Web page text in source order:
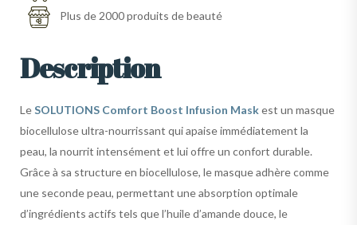
Plus de 2000 produits de beauté
Description
LeSOLUTIONS Comfort Boost Infusion Maskest un masque
biocellulose ultra-nourrissant qui apaise immédiatement la
peau, la nourrit intensément et lui offre un confort durable.
Grâce à sa structure en biocellulose, le masque adhère comme
une seconde peau, permettant une absorption optimale
d’ingrédients actifs tels que l’huile d’amande douce, le